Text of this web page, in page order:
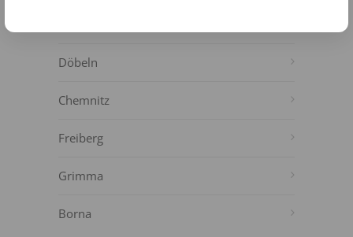
Döbeln
Chemnitz
Freiberg
Grimma
Borna